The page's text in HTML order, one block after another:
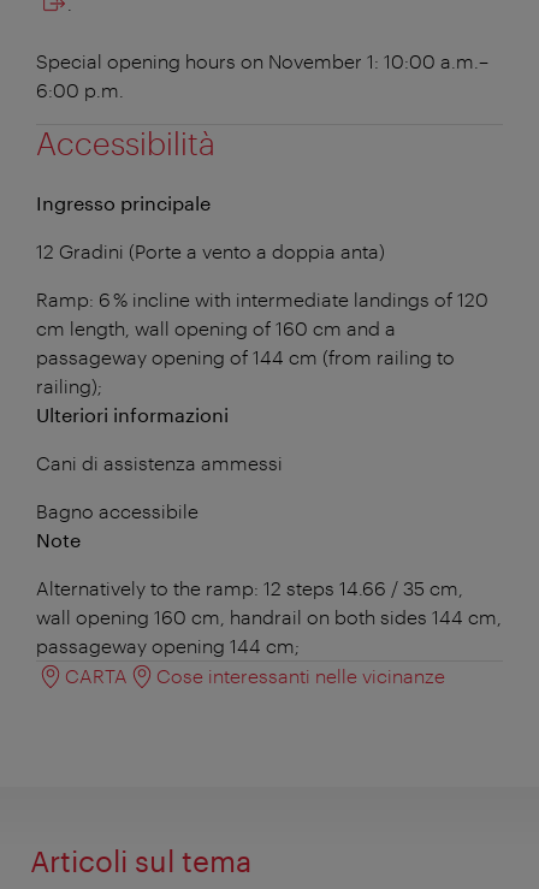
Special opening hours on November 1: 10:00 a.m.–
6:00 p.m.
Accessibilità
Ingresso principale
12 Gradini (Porte a vento a doppia anta)
Ramp: 6 % incline with intermediate landings of 120
cm length, wall opening of 160 cm and a
passageway opening of 144 cm (from railing to
railing);
Ulteriori informazioni
Cani di assistenza ammessi
Bagno accessibile
Note
Alternatively to the ramp: 12 steps 14.66 / 35 cm,
wall opening 160 cm, handrail on both sides 144 cm,
passageway opening 144 cm;
CARTA
Cose interessanti nelle vicinanze
Articoli sul tema